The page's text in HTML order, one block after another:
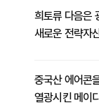
희토류 다음은
새로운 전략자
중국산 에어콘
열광시킨 메이디